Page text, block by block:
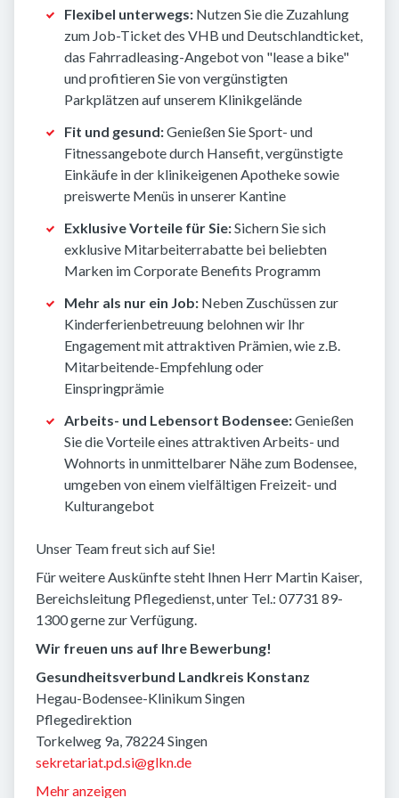
Flexibel unterwegs: Nutzen Sie die Zuzahlung
zum Job-Ticket des VHB und Deutschlandticket,
das Fahrradleasing-Angebot von "lease a bike"
und profitieren Sie von vergünstigten
Parkplätzen auf unserem Klinikgelände
Fit und gesund:Genießen Sie Sport- und
Fitnessangebote durch Hansefit, vergünstigte
Einkäufe in der klinikeigenen Apotheke sowie
preiswerte Menüs in unserer Kantine
Exklusive Vorteile für Sie:Sichern Sie sich
exklusive Mitarbeiterrabatte bei beliebten
Marken im Corporate Benefits Programm
Mehr als nur ein Job: Neben Zuschüssen zur
Kinderferienbetreuung belohnen wir Ihr
Engagement mit attraktiven Prämien, wie z.B.
Mitarbeitende-Empfehlung oder
Einspringprämie
Arbeits- und Lebensort Bodensee:Genießen
Sie die Vorteile eines attraktiven Arbeits- und
Wohnorts in unmittelbarer Nähe zum Bodensee,
umgeben von einem vielfältigen Freizeit- und
Kulturangebot
Unser Team freut sich auf Sie!
Für weitere Auskünfte steht Ihnen Herr Martin Kaiser,
Bereichsleitung Pflegedienst, unter Tel.: 07731 89-
1300 gerne zur Verfügung.
Wir freuen uns auf Ihre Bewerbung!
Gesundheitsverbund Landkreis Konstanz
Hegau-Bodensee-Klinikum Singen
Pflegedirektion
Torkelweg 9a, 78224 Singen
sekretariat.pd.si@glkn.de
Mehr anzeigen